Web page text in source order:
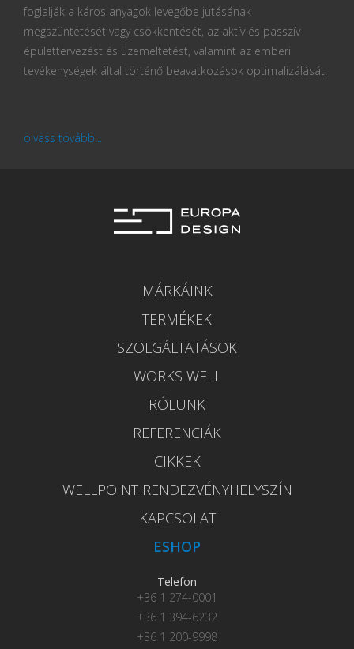
foglalják a káros anyagok levegőbe jutásának
megszüntetését vagy csökkentését, az aktív és passzív
épülettervezést és üzemeltetést, valamint az emberi
tevékenységek által történő beavatkozások optimalizálását.
olvass tovább...
MÁRKÁINK
TERMÉKEK
SZOLGÁLTATÁSOK
WORKS WELL
RÓLUNK
REFERENCIÁK
CIKKEK
WELLPOINT RENDEZVÉNYHELYSZÍN
KAPCSOLAT
ESHOP
Telefon
+36 1 274-0001
+36 1 394-6232
+36 1 200-9998